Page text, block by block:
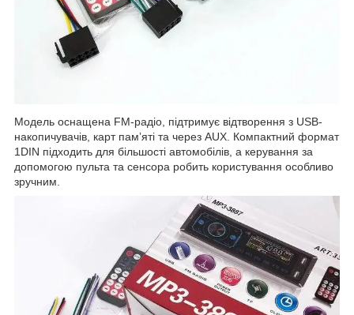
Модель оснащена FM-радіо, підтримує відтворення з USB-
накопичувачів, карт памʼяті та через AUX. Компактний формат
1DIN підходить для більшості автомобілів, а керування за
допомогою пульта та сенсора робить користування особливо
зручним.